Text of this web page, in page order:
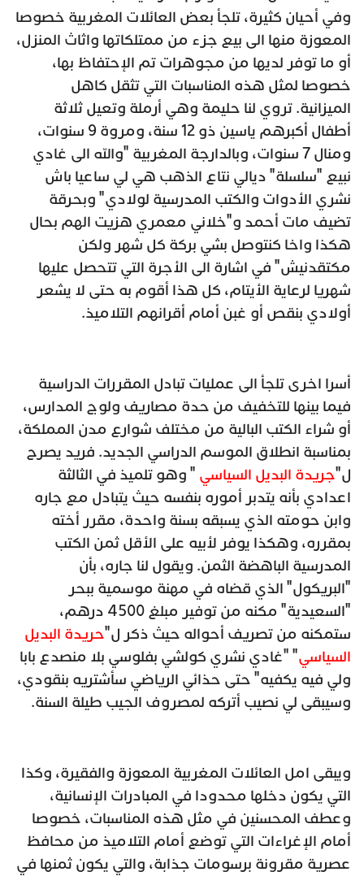
وفي أحيان كثيرة، تلجأ بعض العائلات المغربية خصوصا
المعوزة منها الى بيع جزء من ممتلكاتها واثاث المنزل،
أو ما توفر لديها من مجوهرات تم اﻹحتفاظ بها،
خصوصا لمثل هذه المناسبات التي تثقل كاهل
الميزانية. تروي لنا حليمة وهي أرملة وتعيل ثلاثة
أطفال أكبرهم ياسين ذو 12 سنة، ومروة 9 سنوات،
ومنال 7 سنوات، وبالدارجة المغربية "والله الى غادي
نبيع "سلسلة" ديالي نتاع الذهب هي لي ساعيا باش
نشري الأدوات والكتب المدرسية لولادي" وبحرقة
تضيف مات أحمد و"خلاني معمري هزيت الهم بحال
هكذا واخا كنتوصل بشي بركة كل شهر ولكن
مكتقدنيش" في اشارة الى الأجرة التي تتحصل عليها
شهريا لرعاية الأيتام، كل هذا أقوم به حتى لا يشعر
أولادي بنقص أو غبن أمام أقرانهم التلاميذ.
أسرا اخرى تلجأ الى عمليات تبادل المقررات الدراسية
فيما بينها للتخفيف من حدة مصاريف ولوج المدارس،
أو شراء الكتب البالية من مختلف شوارع مدن المملكة،
بمناسبة انطلاق الموسم الدراسي الجديد. فريد يصرح
ل"جريدة البديل السياسي " وهو تلميذ في الثالثة
اعدادي بأنه يتدبر أموره بنفسه حيث يتبادل مع جاره
وابن حومته الذي يسبقه بسنة واحدة، مقرر أخته
بمقرره، وهكذا يوفر لأبيه على الأقل ثمن الكتب
المدرسية الباهضة الثمن. ويقول لنا جاره، بأن
"البريكول" الذي قضاه في مهنة موسمية ببحر
"السعيدية" مكنه من توفير مبلغ 4500 درهم،
ستمكنه من تصريف أحواله حيث ذكر ل"حريدة البديل
السياسي" "غادي نشري كولشي بفلوسي بلا منصدع بابا
ولي فيه يكفيه" حتى حذائي الرياضي سأشتريه بنقودي،
وسيبقى لي نصيب أتركه لمصروف الجيب طيلة السنة.
ويبقى امل العائلات المغربية المعوزة والفقيرة، وكذا
التي يكون دخلها محدودا في المبادرات اﻹنسانية،
وعطف المحسنين في مثل هذه المناسبات، خصوصا
أمام اﻹغراءات التي توضع أمام التلاميذ من محافظ
عصرية مقرونة برسومات جذابة، والتي يكون ثمنها في